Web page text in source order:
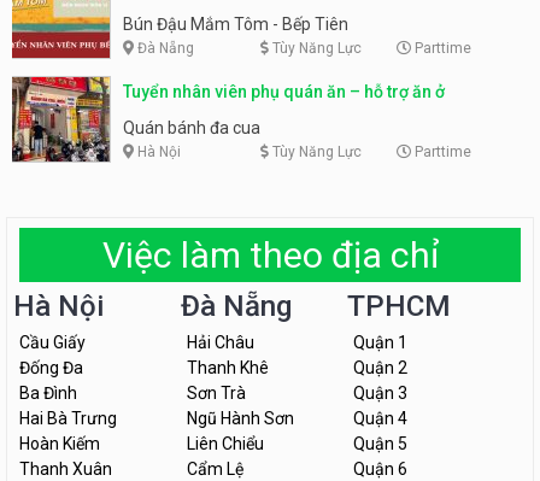
Tiên
Bún Đậu Mắm Tôm - Bếp Tiên
Đà Nẵng Tùy Năng Lực Parttime
Tuyển nhân viên phụ quán ăn – hỗ trợ ăn ở
Quán bánh đa cua
Hà Nội Tùy Năng Lực Parttime
Việc làm theo địa chỉ
Hà Nội
Cầu Giấy
Đống Đa
Ba Đình
Hai Bà Trưng
Hoàn Kiếm
Thanh Xuân
Đà Nẵng
Hải Châu
Thanh Khê
Sơn Trà
Ngũ Hành Sơn
Liên Chiểu
Cẩm Lệ
TPHCM
Quận 1
Quận 2
Quận 3
Quận 4
Quận 5
Quận 6